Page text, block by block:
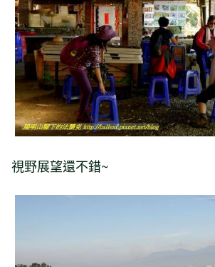
視野展望還不錯~